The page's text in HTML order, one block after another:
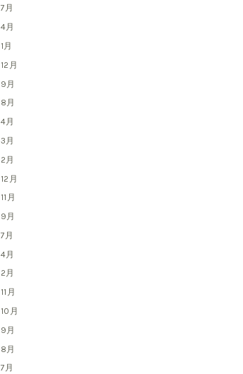
月
月
月
月
月
月
月
月
月
月
月
月
月
月
月
月
月
月
月
月